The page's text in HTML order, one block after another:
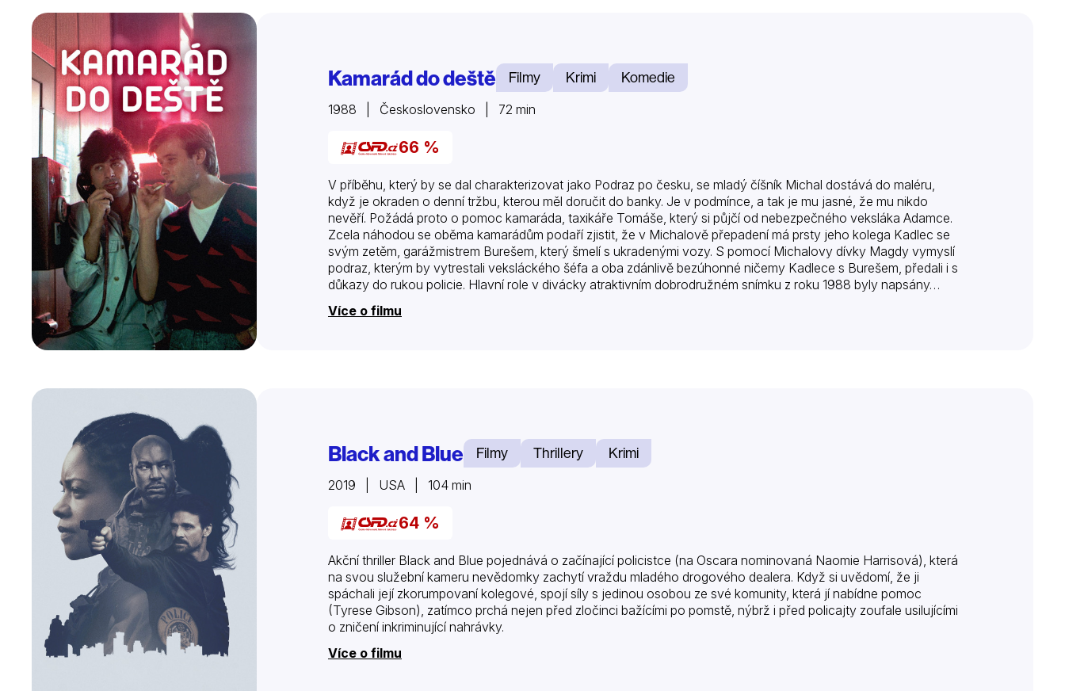
Kamarád do deště Filmy Krimi Komedie
1988 | Československo | 72 min
66 %
V příběhu, který by se dal charakterizovat jako Podraz po česku, se mladý číšník Michal dostává do maléru,
když je okraden o denní tržbu, kterou měl doručit do banky. Je v podmínce, a tak je mu jasné, že mu nikdo
nevěří. Požádá proto o pomoc kamaráda, taxikáře Tomáše, který si půjčí od nebezpečného veksláka Adamce.
Zcela náhodou se oběma kamarádům podaří zjistit, že v Michalově přepadení má prsty jeho kolega Kadlec se
svým zetěm, garážmistrem Burešem, který šmelí s ukradenými vozy. S pomocí Michalovy dívky Magdy vymyslí
podraz, kterým by vytrestali veksláckého šéfa a oba zdánlivě bezúhonné ničemy Kadlece s Burešem, předali i s
důkazy do rukou policie. Hlavní role v divácky atraktivním dobrodružném snímku z roku 1988 byly napsány…
Více o filmu
Black and Blue Filmy Thrillery Krimi
2019 | USA | 104 min
64 %
Akční thriller Black and Blue pojednává o začínající policistce (na Oscara nominovaná Naomie Harrisová), která
na svou služební kameru nevědomky zachytí vraždu mladého drogového dealera. Když si uvědomí, že ji
spáchali její zkorumpovaní kolegové, spojí síly s jedinou osobou ze své komunity, která jí nabídne pomoc
(Tyrese Gibson), zatímco prchá nejen před zločinci bažícími po pomstě, nýbrž i před policajty zoufale usilujícími
o zničení inkriminující nahrávky.
Více o filmu